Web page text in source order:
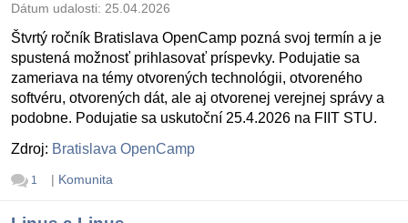
Dátum udalosti: 25.04.2026
Štvrtý ročník Bratislava OpenCamp pozná svoj termín a je
spustená možnosť prihlasovať príspevky. Podujatie sa
zameriava na témy otvorených technológii, otvoreného
softvéru, otvorených dát, ale aj otvorenej verejnej správy a
podobne. Podujatie sa uskutoční 25.4.2026 na FIIT STU.
Zdroj: Bratislava OpenCamp
1 | Komunita